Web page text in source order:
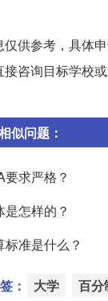
供参考，具体
咨询目标学校
似问题：
求严格？
怎样的？
准是什么？
： 大学 百分